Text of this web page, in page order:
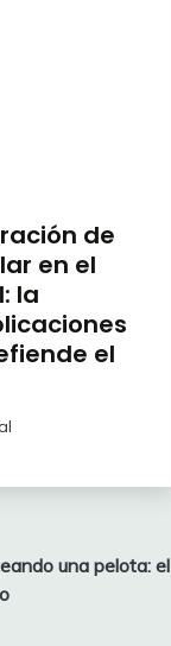
de
en el
la
el
una pelota: el